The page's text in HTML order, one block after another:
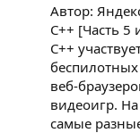
Автор:
C++ [Часть 5
C++
веб-
видеоигр.
самые